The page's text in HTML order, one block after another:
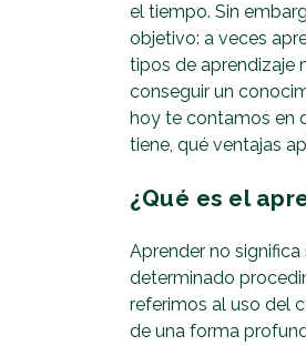
el tiempo. Sin
objetivo: a veces
tipos de aprendizaje
conseguir un
hoy te contamos en
tiene, qué ventajas
¿Qué es el
Aprender no
determinado
referimos al uso del
de una forma